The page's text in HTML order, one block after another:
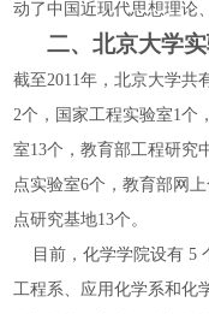
动了中国近现代思想理论
二、北京大学
截至2011年，北京大学共
2个，国家工程实验室1个
室13个，教育部工程研究
点实验室6个，教育部网
点研究基地13个。
目前，化学学院设有 5
工程系、应用化学系和化